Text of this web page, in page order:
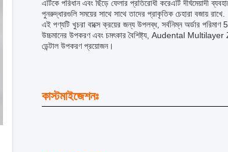
এটিকে পরিধান এবং ছিঁড়ে ফেলার প্রতিরোধী করেএটি দীর্ঘমেয়াদী
পুনরুদ্ধারগুলি সময়ের সাথে সাথে তাদের প্রাকৃতিক চেহারা বজায় রাখে.
এই পণ্যটি খুচরা বাক্সে ক্রয়ের জন্য উপলব্ধ, সর্বনিম্ন অর্ডার
উচ্চমানের উপকরণ এবং চমৎকার বৈশিষ্ট্য, Audental Multilayer
ডেন্টাল উপকরণ প্রয়োজন।
কাস্টমাইজেশনঃ